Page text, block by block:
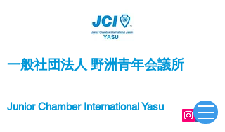
一般社団法人 野洲青年会議所
Junior Chamber International Yasu